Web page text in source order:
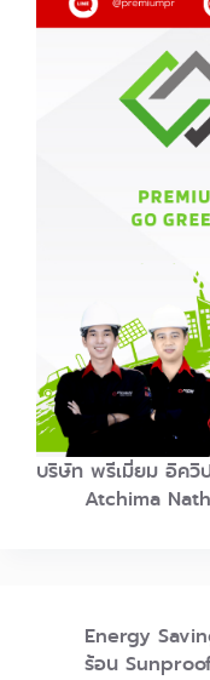
บริษัท พรีเมี่ยม อิควิ
Atchima
Energy
ร้อน